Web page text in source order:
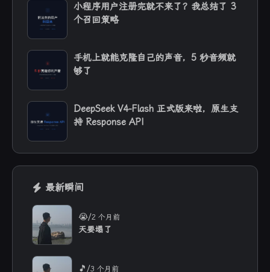
小程序用户注册完就不来了？我总结了 3
个召回策略
手机上就能克隆自己的声音，5 秒音频就
够了
DeepSeek V4-Flash 正式版来啦，原生支
持 Response API
最新瞬间
😭/2 个月前
天要塌了
🎵/3 个月前